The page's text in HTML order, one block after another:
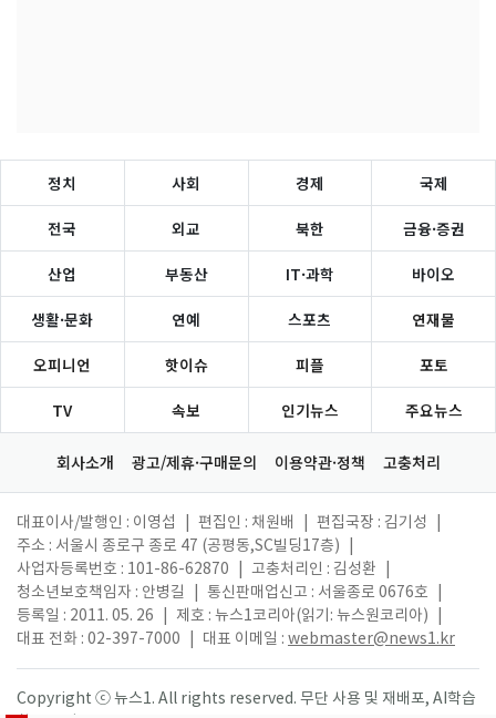
정치 사회 경제 국제
전국 외교 북한 금융·증권
산업 부동산 IT·과학 바이오
생활·문화 연예 스포츠 연재물
오피니언 핫이슈 피플 포토
TV 속보 인기뉴스 주요뉴스
회사소개 광고/제휴·구매문의 이용약관·정책 고충처리
대표이사/발행인 : 이영섭 편집인 : 채원배 편집국장 : 김기성
주소 : 서울시 종로구 종로 47 (공평동,SC빌딩17층)
사업자등록번호 : 101-86-62870
고충처리인 : 김성환
청소년보호책임자 : 안병길
통신판매업신고 : 서울종로 0676호
등록일 : 2011. 05. 26
제호 : 뉴스1코리아(읽기: 뉴스원코리아)
대표 전화 : 02-397-7000
대표 이메일 : webmaster@news1.kr
Copyright ⓒ 뉴스1. All rights reserved. 무단 사용 및 재배포, AI학습